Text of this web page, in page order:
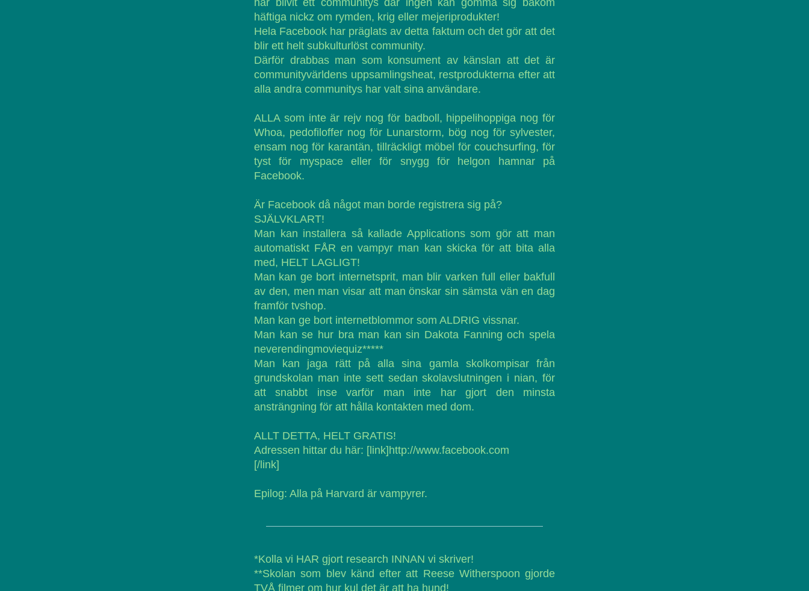
har blivit ett communitys där ingen kan gömma sig bakom
häftiga nickz om rymden, krig eller mejeriprodukter!
Hela Facebook har präglats av detta faktum och det gör att det
blir ett helt subkulturlöst community.
Därför drabbas man som konsument av känslan att det är
communityvärldens uppsamlingsheat, restprodukterna efter att
alla andra communitys har valt sina användare.
ALLA som inte är rejv nog för badboll, hippelihoppiga nog för
Whoa, pedofiloffer nog för Lunarstorm, bög nog för sylvester,
ensam nog för karantän, tillräckligt möbel för couchsurfing, för
tyst för myspace eller för snygg för helgon hamnar på
Facebook.
Är Facebook då något man borde registrera sig på?
SJÄLVKLART!
Man kan installera så kallade Applications som gör att man
automatiskt FÅR en vampyr man kan skicka för att bita alla
med, HELT LAGLIGT!
Man kan ge bort internetsprit, man blir varken full eller bakfull
av den, men man visar att man önskar sin sämsta vän en dag
framför tvshop.
Man kan ge bort internetblommor som ALDRIG vissnar.
Man kan se hur bra man kan sin Dakota Fanning och spela
neverendingmoviequiz*****
Man kan jaga rätt på alla sina gamla skolkompisar från
grundskolan man inte sett sedan skolavslutningen i nian, för
att snabbt inse varför man inte har gjort den minsta
ansträngning för att hålla kontakten med dom.
ALLT DETTA, HELT GRATIS!
Adressen hittar du här: [link]http://www.facebook.com
[/link]
Epilog: Alla på Harvard är vampyrer.
*Kolla vi HAR gjort research INNAN vi skriver!
**Skolan som blev känd efter att Reese Witherspoon gjorde
TVÅ filmer om hur kul det är att ha hund!